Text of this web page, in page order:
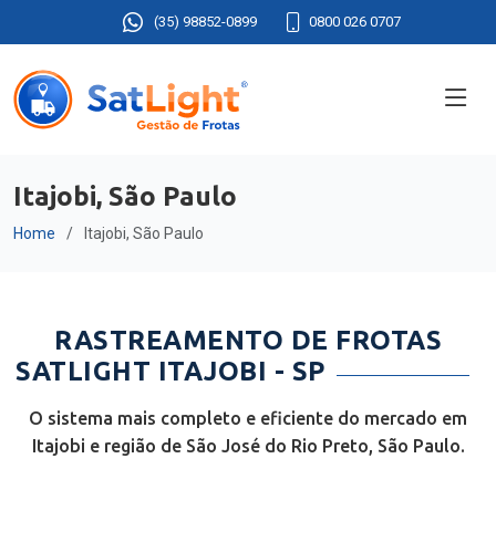
(35) 98852-0899 0800 026 0707
Itajobi, São Paulo
Home Itajobi, São Paulo
RASTREAMENTO DE FROTAS
SATLIGHT ITAJOBI - SP
O sistema mais completo e eficiente do mercado em
Itajobi e região de São José do Rio Preto, São Paulo.